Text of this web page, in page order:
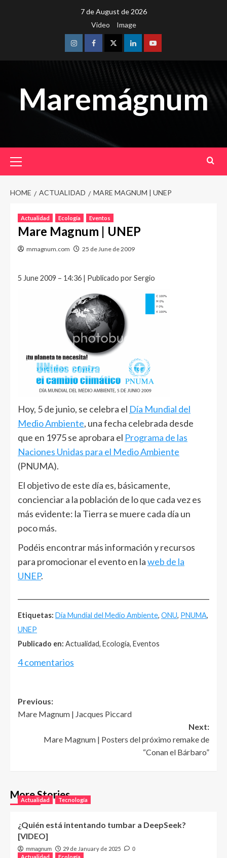
7 de August de 2026
Video
Image
InstagramFacebookTwitterLinkedinYoutube
Maremágnum
Menu
HOME ACTUALIDAD MARE MAGNUM | UNEP
Actualidad Ecología Eventos
Mare Magnum | UNEP
mmagnum.com 25 de June de 2009
5 June 2009 – 14:36 | Publicado por Sergio
Hoy, 5 de junio, se celebra el Día Mundial del
Medio Ambiente, una fecha celebrada desde
que en 1975 se aprobara el Programa de las
Naciones Unidas para el Medio Ambiente
(PNUMA).
El objetivo de este día es, básicamente,
concienciar a la población de lo que cada vez es
más evidente: la Tierra se muere cada día un
poco más.
Podéis encontrar más información y recursos
para promocionar el evento en laweb de la
UNEP.
Etiquetas: Día Mundial del Medio Ambiente, ONU, PNUMA,
UNEP
Publicado en: Actualidad, Ecología, Eventos
4 comentarios
Post
navigation
Previous:
Mare Magnum | Jacques Piccard
Next:
Mare Magnum | Posters del próximo remake de
“Conan el Bárbaro”
More Stories
Actualidad Tecnología
¿Quién está intentando tumbar a DeepSeek?
[VIDEO]
mmagnum 29 de January de 2025 0